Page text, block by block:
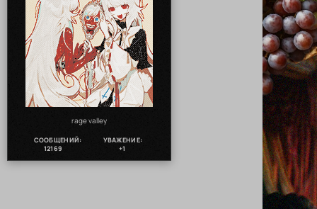
rage valley
СООБЩЕНИЙ:
12169
УВАЖЕНИЕ:
+1